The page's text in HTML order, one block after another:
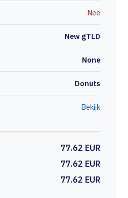
Nee
New gTLD
None
Donuts
Bekijk
77.62 EUR
77.62 EUR
77.62 EUR